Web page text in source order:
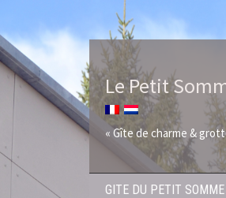
Le Petit
« Gîte de charme &
GITE DU PETIT